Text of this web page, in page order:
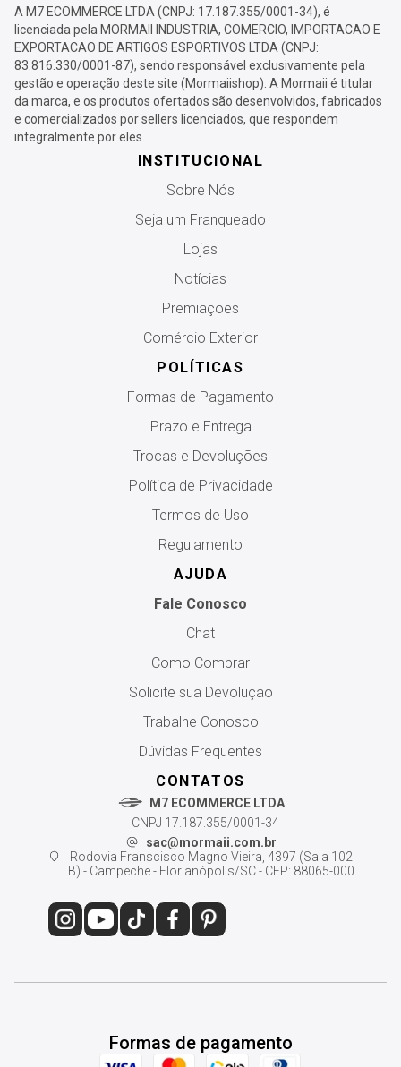
A M7 ECOMMERCE LTDA (CNPJ: 17.187.355/0001-34), é
licenciada pela MORMAII INDUSTRIA, COMERCIO, IMPORTACAO E
EXPORTACAO DE ARTIGOS ESPORTIVOS LTDA (CNPJ:
83.816.330/0001-87), sendo responsável exclusivamente pela
gestão e operação deste site (Mormaiishop). A Mormaii é titular
da marca, e os produtos ofertados são desenvolvidos, fabricados
e comercializados por sellers licenciados, que respondem
integralmente por eles.
INSTITUCIONAL
Sobre Nós
Seja um Franqueado
Lojas
Notícias
Premiações
Comércio Exterior
POLÍTICAS
Formas de Pagamento
Prazo e Entrega
Trocas e Devoluções
Política de Privacidade
Termos de Uso
Regulamento
AJUDA
Fale Conosco
Chat
Como Comprar
Solicite sua Devolução
Trabalhe Conosco
Dúvidas Frequentes
CONTATOS
M7 ECOMMERCE LTDA
CNPJ 17.187.355/0001-34
sac@mormaii.com.br
Rodovia Franscisco Magno Vieira, 4397 (Sala 102
B) - Campeche - Florianópolis/SC - CEP: 88065-000
Formas de pagamento